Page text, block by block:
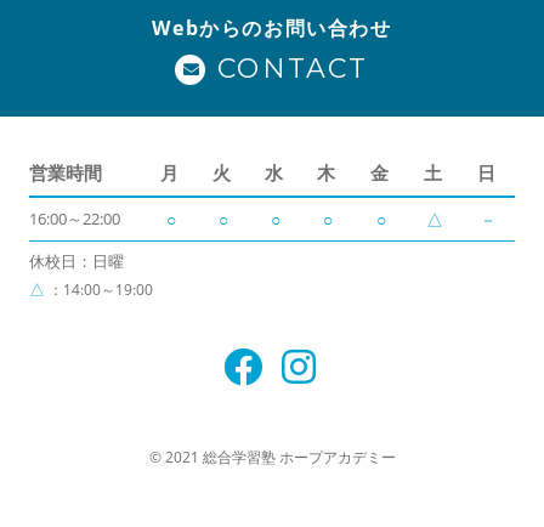
Webからのお問い合わせ
CONTACT
営業時間 月 火 水 木 金 土 日
16:00～22:00 ○ ○ ○ ○ ○ △ －
休校日：日曜
△ ：14:00～19:00
© 2021 総合学習塾 ホープアカデミー